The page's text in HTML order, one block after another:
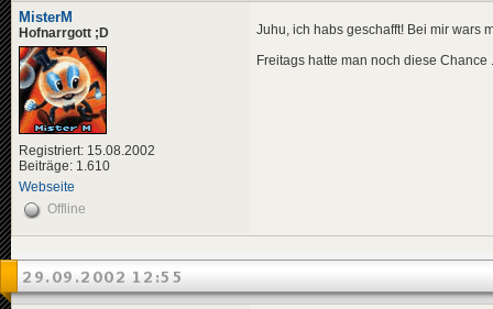
MisterM
Hofnarrgott ;D
Registriert: 15.08.2002
Beiträge: 1.610
Webseite
Juhu, ich habs geschafft! Bei mir wars
Freitags hatte man noch diese
Offline
29.09.2002 12:55